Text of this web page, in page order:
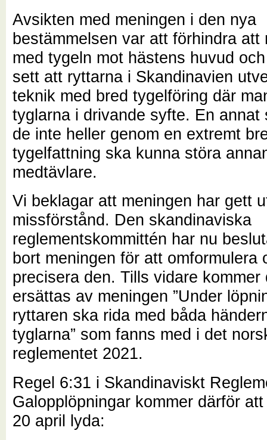
Avsikten med meningen i den nya
bestämmelsen var att förhindra att
med tygeln mot hästens huvud
sett att ryttarna i Skandinavien
teknik med bred tygelföring där
tyglarna i drivande syfte. En annat
de inte heller genom en extremt
tygelfattning ska kunna störa
medtävlare.
Vi beklagar att meningen har gett
missförstånd. Den skandinaviska
reglementskommittén har nu
bort meningen för att omformulera
precisera den. Tills vidare kommer
ersättas av meningen ”Under
ryttaren ska rida med båda
tyglarna” som fanns med i det
reglementet 2021.
Regel 6:31 i Skandinaviskt
Galopplöpningar kommer därför
20 april lyda: